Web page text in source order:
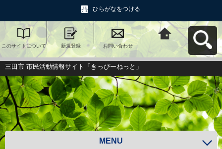
ひらがなをつける
このサイトについて 新規登録 お問い合わせ
三田市 市民活動情報
サイト「きっぴーね
っと」へ戻る
三田市 市民活動情報サイト「きっぴーねっと」
MENU